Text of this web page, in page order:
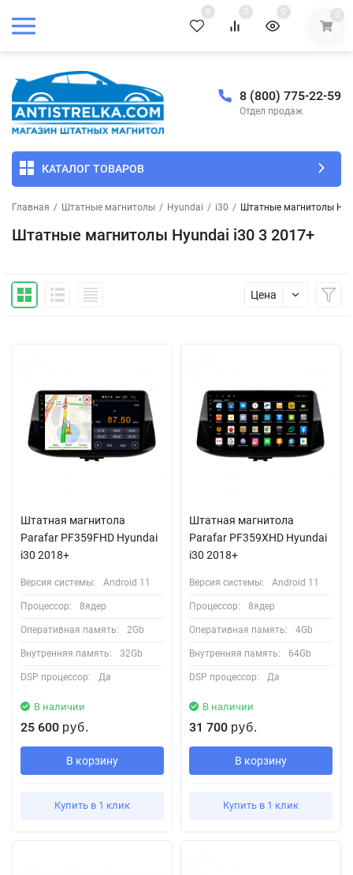
0 0 0 0
8 (800) 775-22-59
Отдел продаж
КАТАЛОГ ТОВАРОВ
Главная / Штатные магнитолы / Hyundai / i30 / Штатные магнитолы
Штатные магнитолы Hyundai i30 3 2017+
Цена
Штатная магнитола
Parafar PF359FHD Hyundai
i30 2018+
Версия системы: Android 11
Процессор: 8ядер
Оперативная память: 2Gb
Внутренняя память: 32Gb
DSP процессор: Да
В наличии
25 600 руб.
В корзину
Купить в 1 клик
Штатная магнитола
Parafar PF359XHD Hyundai
i30 2018+
Версия системы: Android 11
Процессор: 8ядер
Оперативная память: 4Gb
Внутренняя память: 64Gb
DSP процессор: Да
В наличии
31 700 руб.
В корзину
Купить в 1 клик